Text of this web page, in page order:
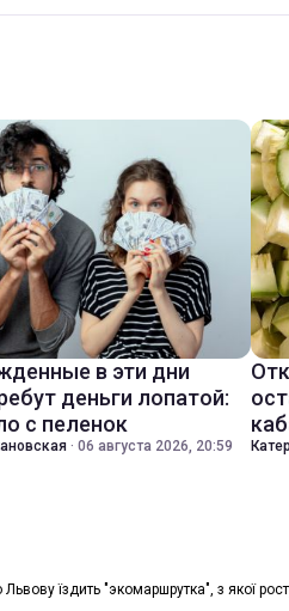
в эти дни
деньги лопатой:
с пеленок
· 06 августа 2026, 20:59
Львову їздить "экомаршрутка", з якої